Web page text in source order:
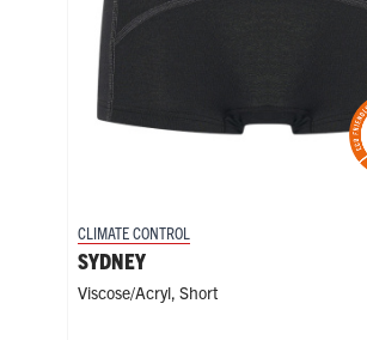
CLIMATE CONTROL
SYDNEY
Viscose/acryl, Short